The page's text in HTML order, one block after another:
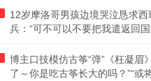
12岁摩洛哥男孩边境哭泣恳求西
兵：“可不可以不要把我遣返回国
博主口技模仿古筝“弹”《枉凝眉
了～你是吃古筝长大的吗？”“或